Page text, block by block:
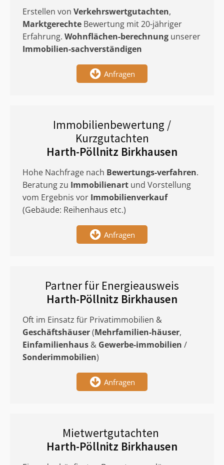
Erstellen von Verkehrswertgutachten,
Marktgerechte Bewertung mit 20-jähriger
Erfahrung. Wohnflächen-berechnung unserer
Immobilien-sachverständigen
Anfragen
Immobilienbewertung /
Kurzgutachten
Harth-Pöllnitz Birkhausen
Hohe Nachfrage nach Bewertungs-verfahren.
Beratung zu Immobilienart und Vorstellung
vom Ergebnis vor Immobilienverkauf
(Gebäude: Reihenhaus etc.)
Anfragen
Partner für Energieausweis
Harth-Pöllnitz Birkhausen
Oft im Einsatz für Privatimmobilien &
Geschäftshäuser(Mehrfamilien-häuser,
Einfamilienhaus & Gewerbe-immobilien /
Sonderimmobilien)
Anfragen
Mietwertgutachten
Harth-Pöllnitz Birkhausen